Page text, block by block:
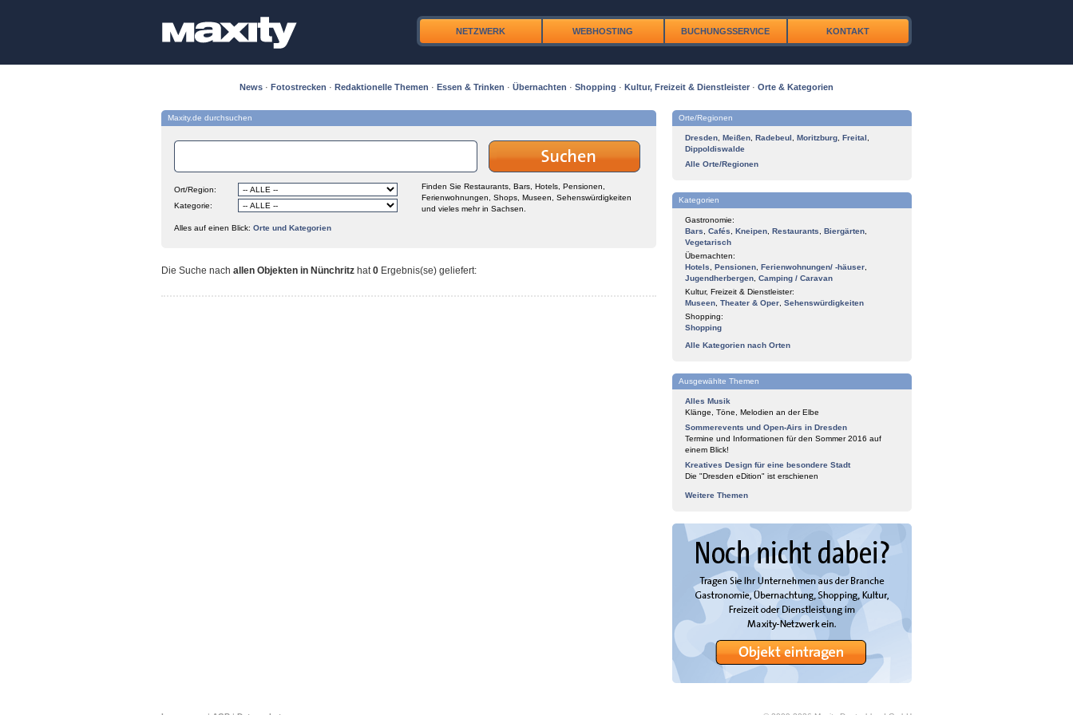
NETZWERK WEBHOSTING BUCHUNGSSERVICE KONTAKT
News · Fotostrecken · Redaktionelle Themen · Essen & Trinken · Übernachten · Shopping · Kultur, Freizeit & Dienstleister · Orte & Kategorien
Maxity.de durchsuchen
Ort/Region:
Kategorie:
Finden Sie Restaurants, Bars, Hotels, Pensionen,
Ferienwohnungen, Shops, Museen, Sehenswürdigkeiten
und vieles mehr in Sachsen.
Alles auf einen Blick: Orte und Kategorien
Die Suche nach allen Objekten in Nünchritz hat0 Ergebnis(se) geliefert:
Orte/Regionen
Dresden Meißen Radebeul Moritzburg Freital
Dippoldiswalde
Alle Orte/Regionen
Kategorien
Gastronomie:
Bars
Cafés Kneipen Restaurants Biergärten
Vegetarisch
Übernachten:
Hotels
Pensionen Ferienwohnungen/ -häuser
Jugendherbergen Camping / Caravan
Kultur, Freizeit & Dienstleister:
Museen Theater & Oper Sehenswürdigkeiten
Shopping:
Shopping
Alle Kategorien nach Orten
Ausgewählte Themen
Alles Musik
Klänge, Töne, Melodien an der Elbe
Sommerevents und Open-Airs in Dresden
Termine und Informationen für den Sommer 2016 auf
einem Blick!
Kreatives Design für eine besondere Stadt
Die "Dresden eDition" ist erschienen
Weitere Themen